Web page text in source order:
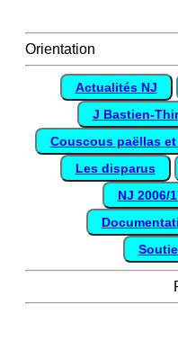
Orientation
Actualités NJ
J Bastien-
Couscous paëllas
Les disparus
NJ 2006/